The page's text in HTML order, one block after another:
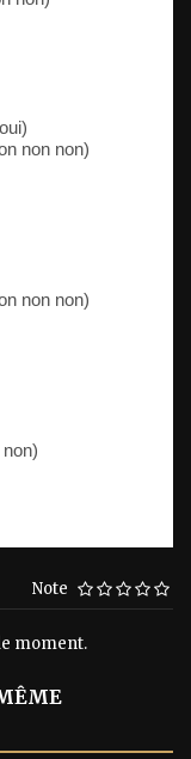
non non)
non non)
Note
moment.